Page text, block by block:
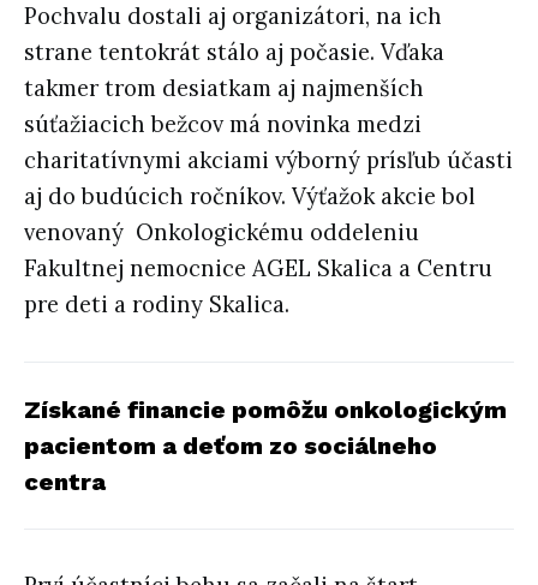
Pochvalu dostali aj organizátori, na ich
strane tentokrát stálo aj počasie. Vďaka
takmer trom desiatkam aj najmenších
súťažiacich bežcov má novinka medzi
charitatívnymi akciami výborný prísľub účasti
aj do budúcich ročníkov. Výťažok akcie bol
venovaný Onkologickému oddeleniu
Fakultnej nemocnice AGEL Skalica a Centru
pre deti a rodiny Skalica.
Získané financie pomôžu onkologickým
pacientom a deťom zo sociálneho
centra